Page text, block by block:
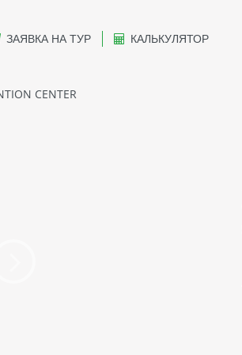
ЗАЯВКА НА ТУР КАЛЬКУЛЯТОР
CENTER